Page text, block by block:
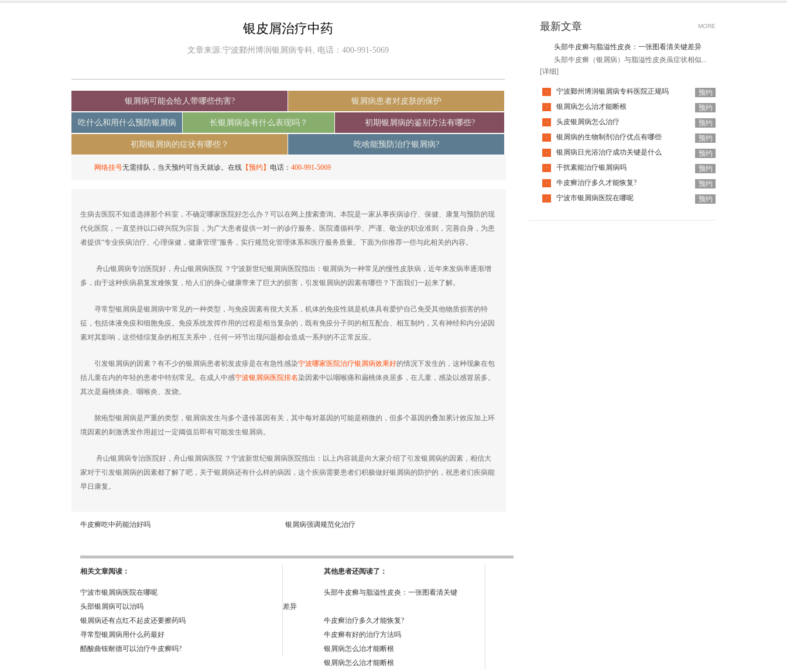
银皮屑治疗中药
文章来源:宁波鄞州博润银屑病专科, 电话：400-991-5069
银屑病可能会给人带哪些伤害? 银屑病患者对皮肤的保护
吃什么和用什么预防银屑病 长银屑病会有什么表现吗？ 初期银屑病的鉴别方法有哪些?
初期银屑病的症状有哪些？ 吃啥能预防治疗银屑病?
网络挂号无需排队，当天预约可当天就诊。在线 【预约】 电话： 400-991-5069
生病去医院不知道选择那个科室，不确定哪家医院好怎么办？可以在网上搜索查询。本院是一家从事疾病诊疗、保健、康复与预防的现
代化医院，一直坚持以口碑兴院为宗旨，为广大患者提供一对一的诊疗服务。医院遵循科学、严谨、敬业的职业准则，完善自身，为患
者提供“专业疾病治疗、心理保健，健康管理”服务，实行规范化管理体系和医疗服务质量。下面为你推荐一些与此相关的内容。
舟山银屑病专治医院好，舟山银屑病医院 ？宁波新世纪银屑病医院指出：银屑病为一种常见的慢性皮肤病，近年来发病率逐渐增
多，由于这种疾病易复发难恢复，给人们的身心健康带来了巨大的损害，引发银屑病的因素有哪些？下面我们一起来了解。
寻常型银屑病是银屑病中常见的一种类型，与免疫因素有很大关系，机体的免疫性就是机体具有爱护自己免受其他物质损害的特
征，包括体液免疫和细胞免疫。免疫系统发挥作用的过程是相当复杂的，既有免疫分子间的相互配合、相互制约，又有神经和内分泌因
素对其影响，这些错综复杂的相互关系中，任何一环节出现问题都会造成一系列的不正常反应。
引发银屑病的因素？有不少的银屑病患者初发皮疹是在有急性感染宁波哪家医院治疗银屑病效果好的情况下发生的，这种现象在包
括儿童在内的年轻的患者中特别常见。在成人中感宁波银屑病医院排名染因素中以咽喉痛和扁桃体炎居多，在儿童，感染以感冒居多。
其次是扁桃体炎、咽喉炎、发烧。
脓疱型银屑病是严重的类型，银屑病发生与多个遗传基因有关，其中每对基因的可能是稍微的，但多个基因的叠加累计效应加上环
境因素的刺激诱发作用超过一定阈值后即有可能发生银屑病。
舟山银屑病专治医院好，舟山银屑病医院 ？宁波新世纪银屑病医院指出：以上内容就是向大家介绍了引发银屑病的因素，相信大
家对于引发银屑病的因素都了解了吧，关于银屑病还有什么样的病因，这个疾病需要患者们积极做好银屑病的防护的，祝患者们疾病能
早日康复。
牛皮癣吃中药能治好吗 银屑病强调规范化治疗
相关文章阅读：
宁波市银屑病医院在哪呢
头部银屑病可以治吗
银屑病还有点红不起皮还要擦药吗
寻常型银屑病用什么药最好
醋酸曲铵耐德可以治疗牛皮癣吗?
其他患者还阅读了：
头部牛皮癣与脂溢性皮炎：一张图看清关键
差异
牛皮癣治疗多久才能恢复?
牛皮癣有好的治疗方法吗
银屑病怎么治才能断根
银屑病怎么治才能断根
最新文章 MORE
头部牛皮癣与脂溢性皮炎：一张图看清关键差异
头部牛皮癣（银屑病）与脂溢性皮炎虽症状相似...
[详细]
· 宁波鄞州博润银屑病专科医院正规吗
预约
·
银屑病怎么治才能断根
预约
·
头皮银屑病怎么治疗
预约
·
银屑病的生物制剂治疗优点有哪些
预约
·
银屑病日光浴治疗成功关键是什么
预约
·
干扰素能治疗银屑病吗
预约
·
牛皮癣治疗多久才能恢复?
预约
·
宁波市银屑病医院在哪呢 预约